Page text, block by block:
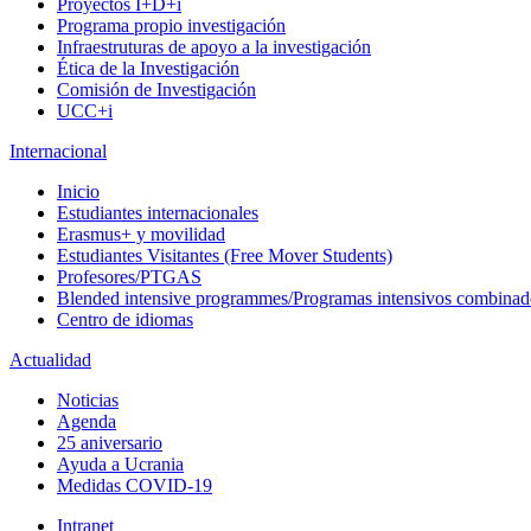
Proyectos I+D+i
Programa propio investigación
Infraestruturas de apoyo a la investigación
Ética de la Investigación
Comisión de Investigación
UCC+i
Internacional
Inicio
Estudiantes internacionales
Erasmus+ y movilidad
Estudiantes Visitantes (Free Mover Students)
Profesores/PTGAS
Blended intensive programmes/Programas intensivos
Centro de idiomas
Actualidad
Noticias
Agenda
25 aniversario
Ayuda a Ucrania
Medidas COVID-19
Intranet